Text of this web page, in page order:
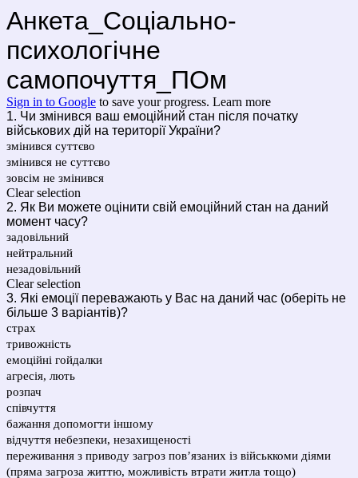
Анкета_Соціально-
психологічне
самопочуття_ПОм
Sign in to Google to save your progress. Learn more
1. Чи змінився ваш емоційний стан після початку
військових дій на території України?
змінився суттєво
змінився не суттєво
зовсім не змінився
Clear selection
2. Як Ви можете оцінити свій емоційний стан на даний
момент часу?
задовільний
нейтральний
незадовільний
Clear selection
3. Які емоції переважають у Вас на даний час (оберіть не
більше 3 варіантів)?
страх
тривожність
емоційні гойдалки
агресія, лють
розпач
співчуття
бажання допомогти іншому
відчуття небезпеки, незахищеності
переживання з приводу загроз пов’язаних із військкоми діями
(пряма загроза життю, можливість втрати житла тощо)